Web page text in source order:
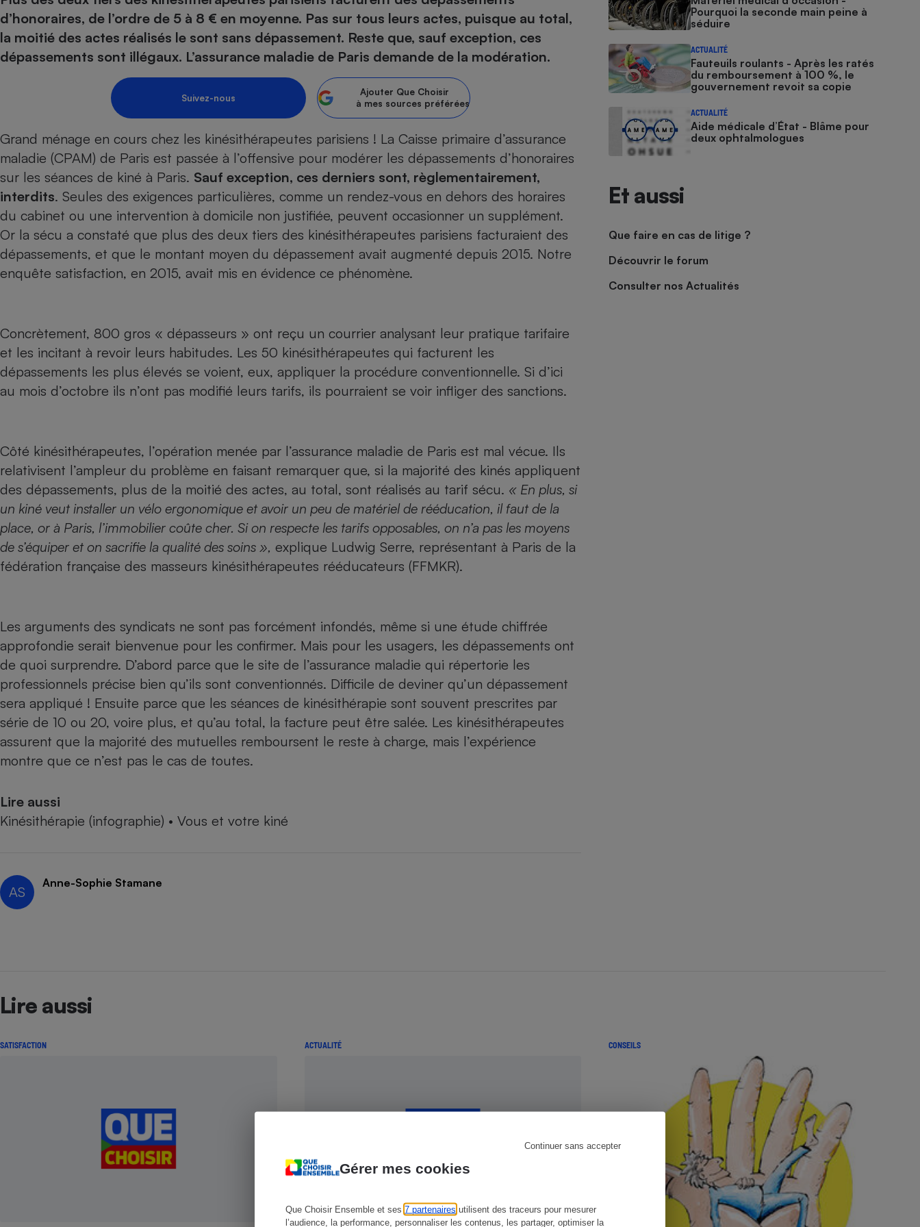
Gérer mes cookies
Que Choisir Ensemble et ses 7 partenaires utilisent des traceurs pour mesurer
l’audience, la performance, personnaliser les contenus, les partager, optimiser la
Continuer sans accepter
d’honoraires, de l’ordre de 5 à 8 € en moyenne. Pas sur tous leurs actes, puisque au total,
la moitié des actes réalisés le sont sans dépassement. Reste que, sauf exception, ces
dépassements sont illégaux. L’assurance maladie de Paris demande de la modération.
Suivez-nous
Ajouter Que Choisir
à mes sources préférées
Grand ménage en cours chez les kinésithérapeutes parisiens ! La Caisse primaire d’assurance
maladie (CPAM) de Paris est passée à l’offensive pour modérer les dépassements d’honoraires
sur les séances de kiné à Paris. Sauf exception, ces derniers sont, règlementairement,
interdits. Seules des exigences particulières, comme un rendez-vous en dehors des horaires
du cabinet ou une intervention à domicile non justifiée, peuvent occasionner un supplément.
Or la sécu a constaté que plus des deux tiers des kinésithérapeutes parisiens facturaient des
dépassements, et que le montant moyen du dépassement avait augmenté depuis 2015. Notre
enquête satisfaction, en 2015, avait mis en évidence ce phénomène.
Concrètement, 800 gros « dépasseurs » ont reçu un courrier analysant leur pratique tarifaire
et les incitant à revoir leurs habitudes. Les 50 kinésithérapeutes qui facturent les
dépassements les plus élevés se voient, eux, appliquer la procédure conventionnelle. Si d’ici
au mois d’octobre ils n’ont pas modifié leurs tarifs, ils pourraient se voir infliger des sanctions.
Côté kinésithérapeutes, l’opération menée par l’assurance maladie de Paris est mal vécue. Ils
relativisent l’ampleur du problème en faisant remarquer que, si la majorité des kinés appliquent
des dépassements, plus de la moitié des actes, au total, sont réalisés au tarif sécu. « En plus, si
un kiné veut installer un vélo ergonomique et avoir un peu de matériel de rééducation, il faut de la
place, or à Paris, l’immobilier coûte cher. Si on respecte les tarifs opposables, on n’a pas les moyens
de s’équiper et on sacrifie la qualité des soins », explique Ludwig Serre, représentant à Paris de la
fédération française des masseurs kinésithérapeutes rééducateurs (FFMKR).
Les arguments des syndicats ne sont pas forcément infondés, même si une étude chiffrée
approfondie serait bienvenue pour les confirmer. Mais pour les usagers, les dépassements ont
de quoi surprendre. D’abord parce que le site de l’assurance maladie qui répertorie les
professionnels précise bien qu’ils sont conventionnés. Difficile de deviner qu’un dépassement
sera appliqué ! Ensuite parce que les séances de kinésithérapie sont souvent prescrites par
série de 10 ou 20, voire plus, et qu’au total, la facture peut être salée. Les kinésithérapeutes
assurent que la majorité des mutuelles remboursent le reste à charge, mais l’expérience
montre que ce n’est pas le cas de toutes.
Lire aussi
Kinésithérapie (infographie) • Vous et votre kiné
AS
Anne-Sophie Stamane
Pourquoi la seconde main peine à
séduire
ACTUALITÉ
Fauteuils roulants - Après les ratés
du remboursement à 100 %, le
gouvernement revoit sa copie
ACTUALITÉ
Aide médicale d’État - Blâme pour
deux ophtalmologues
Et aussi
Que faire en cas de litige ?
Découvrir le forum
Consulter nos Actualités
Lire aussi
SATISFACTION ACTUALITÉ CONSEILS
Nutrition
Produit alimentaire
Sécurité - Hygiène
Supermarché - Drive
Circuits courts et
alimentation locale
Complément
alimentaire
Foie gras
Champagne - Comment choisir une
bouteille de champagne
Assurance
Epargne - Fiscalité
Mutuelle Banque en ligne
Banque en ligne
Assurance auto
Circulation routière
Contrôle technique - Réparation
Pièce détachée
Moto
Supermarché - Drive
Comparatif sèche-linge
Comparatif réfrigérateur-congélateur
Comparatif plaque à induction
Comparatif hotte aspirante
Comparatif climatiseur mobile
Comparatif aspirateur balai
Comparatif aspirateur traîneau
Comparatif cafetière automatique
Comparatif robot cuiseur
Gros électroménager
Petit électroménager - Ustensile
Lave-linge Lave-vaisselle
Plaque de cuisson à
induction
Four encastrable
Électricité - Gaz
Panneaux
photovoltaïques
Comparatif smartphone
Comparatif casque audio
Comparatif barre de son
Comparatif imprimante multifonction
Comparatif ordinateur portable
Comparatif ultrabook
Comparatif tablette tactile
Image et son
Téléphonie
Téléviseur Ordinateur portable
Téléphone mobile -
Smartphone
Appareil photo
Antivirus
Comparatif nettoyeur haute
pression
Comparatif tondeuse robot
Comparatif poêle à granulés
Comparatif radiateur électrique
Aménagement
Bricolage - Jardinage
Chauffage
Produit d'entretien
Matelas Poêle à granulés
Climatiseur -
Ventilateur
Comparateur mutuelle
Comparateur des devis d’opticiens
Hygiène - Beauté
Maladie - Médecine - Médicament
Système de santé - Complémentaire santé
Antimoustique Crème solaire
Maison de retraite
Obsèques - Pompes
funèbres
Puériculture - Produit
pour bébé
Comparateur assurance emprunteur
Energie Moins Chère Ensemble
Tous les comparateurs
Toutes les cartes interactives
Speedtest - Testez le débit de votre
connexion Internet
nous ?